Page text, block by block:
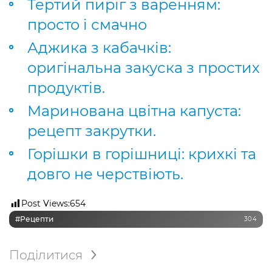
Тертий пиріг з варенням:
просто і смачно
Аджика з кабачків:
оригінальна закуска з простих
продуктів.
Маринована цвітна капуста:
рецепт закрутки.
Горішки в горішниці: крихкі та
довго не черствіють.
Post Views:654
#рецепти 304
Поділитися